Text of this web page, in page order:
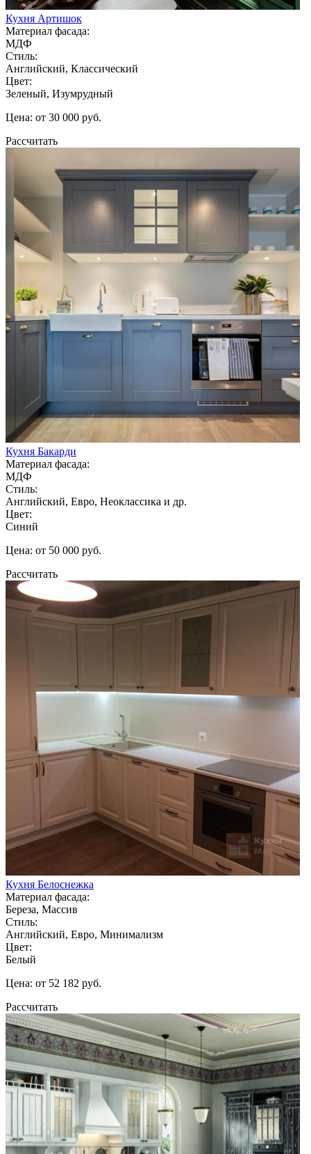
Кухня Артишок
Материал фасада:
МДФ
Стиль:
Английский, Классический
Цвет:
Зеленый, Изумрудный
Цена: от 30 000 руб.
Рассчитать
Кухня Бакарди
Материал фасада:
МДФ
Стиль:
Английский, Евро, Неоклассика и др.
Цвет:
Синий
Цена: от 50 000 руб.
Рассчитать
Кухня Белоснежка
Материал фасада:
Береза, Массив
Стиль:
Английский, Евро, Минимализм
Цвет:
Белый
Цена: от 52 182 руб.
Рассчитать